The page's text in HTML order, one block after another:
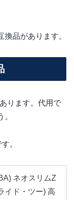
品があります。
ります。代用で
。
ネオスリムZ
イド・ツー) 高